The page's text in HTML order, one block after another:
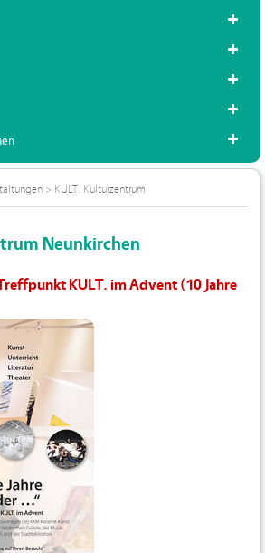
> KULT. Kulturzentrum
Neunkirchen
KULT. im Advent (10 Jahre